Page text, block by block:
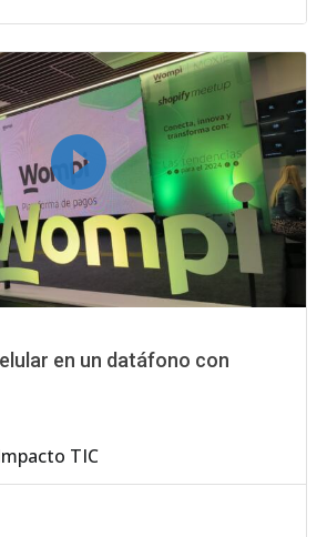
en un datáfono con
TIC